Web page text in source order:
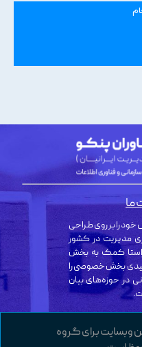
وبسایت برای گروه
را بر روی طراحی
مدیریت در کشور
کمک به بخش
بخش خصوصی را
در حوزه‌های بیان
ما